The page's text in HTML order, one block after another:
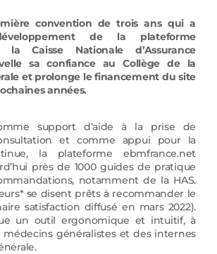
convention de trois ans qui a
de la plateforme
la Caisse Nationale d’Assurance
sa confiance au Collège de la
et prolonge le financement du site
années.
support d’aide à la prise de
et comme appui pour la
la plateforme ebmfrance.net
près de 1000 guides de pratique
notamment de la HAS.
se disent prêts à recommander le
satisfaction diffusé en mars 2022).
un outil ergonomique et intuitif, à
généralistes et des internes